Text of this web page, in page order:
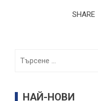
SHARE
НАЙ-НОВИ